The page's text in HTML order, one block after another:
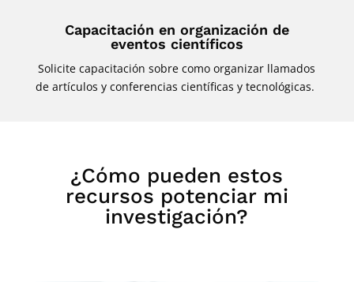
Capacitación en organización de
eventos científicos
Solicite capacitación sobre como organizar llamados
de artículos y conferencias científicas y tecnológicas.
¿Cómo pueden estos
recursos potenciar mi
investigación?